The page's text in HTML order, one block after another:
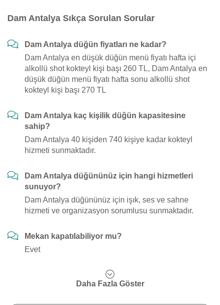
Dam Antalya Sıkça Sorulan Sorular
Dam Antalya düğün fiyatları ne kadar?
Dam Antalya en düşük düğün menü fiyatı hafta içi
alkollü shot kokteyl kişi başı 260 TL, Dam Antalya en
düşük düğün menü fiyatı hafta sonu alkollü shot
kokteyl kişi başı 270 TL
Dam Antalya kaç kişilik düğün kapasitesine
sahip?
Dam Antalya 40 kişiden 740 kişiye kadar kokteyl
hizmeti sunmaktadır.
Dam Antalya düğününüz için hangi hizmetleri
sunuyor?
Dam Antalya düğününüz için işık, ses ve sahne
hizmeti ve organizasyon sorumlusu sunmaktadır.
Mekan kapatılabiliyor mu?
Evet
Daha Fazla Göster